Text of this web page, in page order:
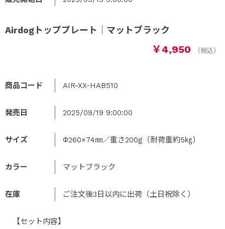
Airdogトッププレート｜マットブラック
￥4,950
商品コード AIR-XX-HAB510
発売日 2025/09/19 9:00:00
サイズ Φ260×74㎜／重さ200g（耐荷重約5㎏）
カラー マットブラック
在庫 ご注文後3日以内に出荷（土日祝除く）
【セット内容】